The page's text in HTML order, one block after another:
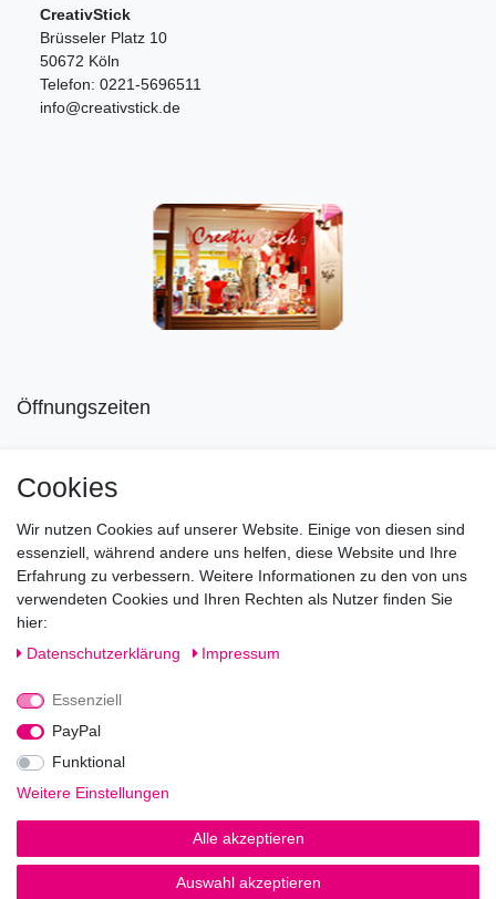
CreativStick
Brüsseler Platz 10
50672 Köln
Telefon: 0221-5696511
info@creativstick.de
Öffnungszeiten
Di-Fr von 10.00 - 18.30 Uhr
Sa von 11.00 - 16.00 Uhr
Besuchen Sie unsere Verkaufsräume, dort beraten wir Sie
gerne.
Fragen?
Rufen Sie an!
0221-5696511
Impressum Daten­schutz­erklärung AGB
© Copyright 2026 | Alle Rechte vorbehalten.
Cookies
Wir nutzen Cookies auf unserer Website. Einige von diesen sind
essenziell, während andere uns helfen, diese Website und Ihre
Erfahrung zu verbessern. Weitere Informationen zu den von uns
verwendeten Cookies und Ihren Rechten als Nutzer finden Sie
hier:
Daten­schutz­erklärung
Impressum
Essenziell
PayPal
Funktional
Weitere Einstellungen
Alle akzeptieren
Auswahl akzeptieren